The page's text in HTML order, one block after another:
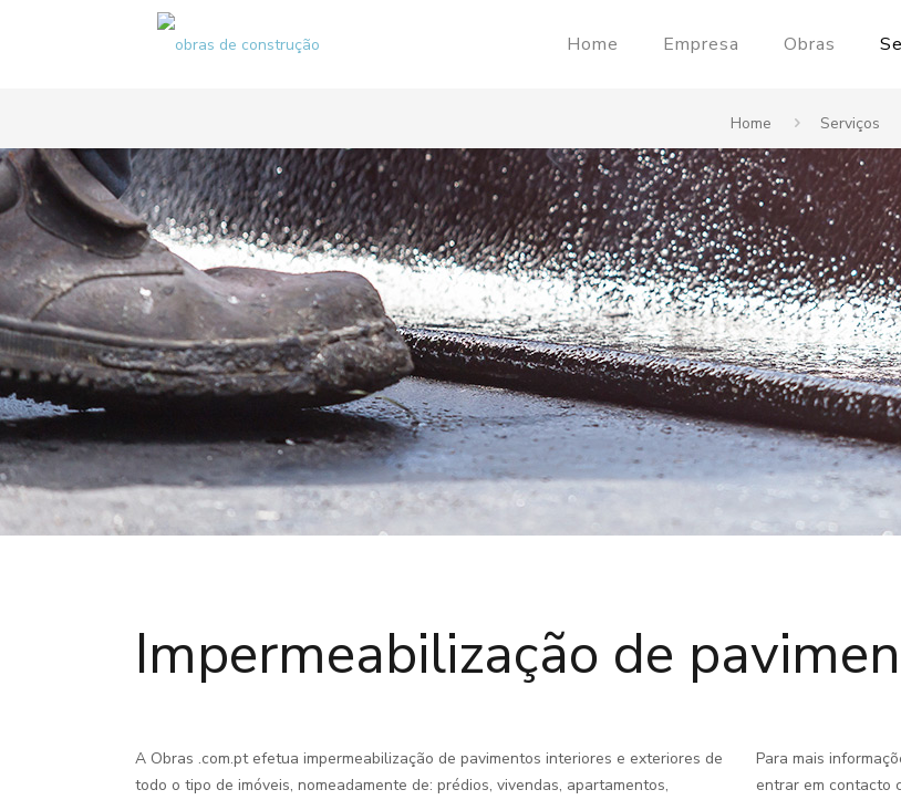
Home Empresa Obras
Home Serviços
Impermeabilização de
A Obras .com.pt efetua impermeabilização de pavimentos interiores e exteriores de
todo o tipo de imóveis, nomeadamente de: prédios, vivendas, apartamentos,
Para mais
entrar em contacto